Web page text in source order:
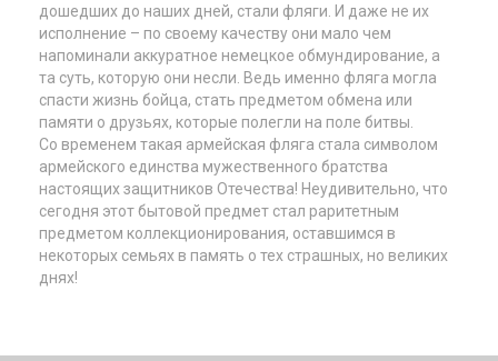
дошедших до наших дней, стали фляги. И даже не их
исполнение – по своему качеству они мало чем
напоминали аккуратное немецкое обмундирование, а
та суть, которую они несли. Ведь именно фляга могла
спасти жизнь бойца, стать предметом обмена или
памяти о друзьях, которые полегли на поле битвы.
Со временем такая армейская фляга стала символом
армейского единства мужественного братства
настоящих защитников Отечества! Неудивительно, что
сегодня этот бытовой предмет стал раритетным
предметом коллекционирования, оставшимся в
некоторых семьях в память о тех страшных, но великих
днях!